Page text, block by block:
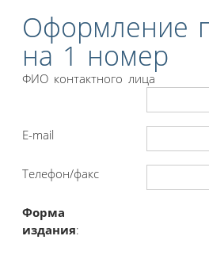
Оформление
на 1 номер
ФИО контактного лица
E-mail
Телефон/факс
Форма
издания: